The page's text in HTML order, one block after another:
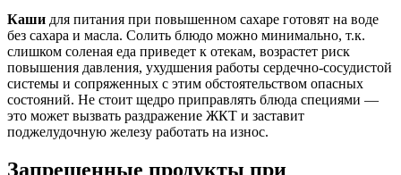
Каши для питания при повышенном сахаре готовят на воде
без сахара и масла. Солить блюдо можно минимально, т.к.
слишком соленая еда приведет к отекам, возрастет риск
повышения давления, ухудшения работы сердечно-сосудистой
системы и сопряженных с этим обстоятельством опасных
состояний. Не стоит щедро приправлять блюда специями —
это может вызвать раздражение ЖКТ и заставит
поджелудочную железу работать на износ.
Запрещенные продукты при